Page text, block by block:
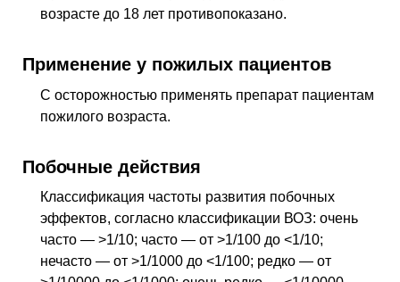
возрасте до 18 лет противопоказано.
Применение у пожилых пациентов
С осторожностью применять препарат пациентам
пожилого возраста.
Побочные действия
Классификация частоты развития побочных
эффектов, согласно классификации ВОЗ: очень
часто — >1/10; часто — от >1/100 до <1/10;
нечасто — от >1/1000 до <1/100; редко — от